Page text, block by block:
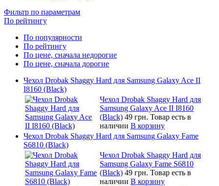
Фильтр по параметрам
По рейтингу
По популярности
По рейтингу
По цене, сначала недорогие
По цене, сначала дорогие
Чехол Drobak Shaggy Hard для Samsung Galaxy Ace II
I8160 (Black)
Чехол Drobak Shaggy Hard для
Samsung Galaxy Ace II I8160
(Black) 49 грн. Товар есть в
наличии В корзину
Чехол Drobak Shaggy Hard для Samsung Galaxy Fame
S6810 (Black)
Чехол Drobak Shaggy Hard для
Samsung Galaxy Fame S6810
(Black) 49 грн. Товар есть в
наличии В корзину